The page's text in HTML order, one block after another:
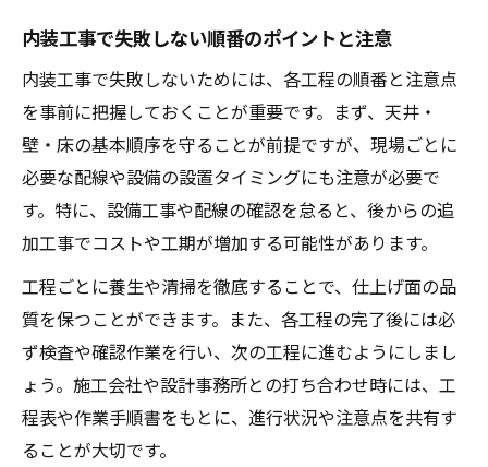
内装工事で失敗しない順番のポイントと注意
内装工事で失敗しないためには、各工程の順番と注意点
を事前に把握しておくことが重要です。まず、天井・
壁・床の基本順序を守ることが前提ですが、現場ごとに
必要な配線や設備の設置タイミングにも注意が必要で
す。特に、設備工事や配線の確認を怠ると、後からの追
加工事でコストや工期が増加する可能性があります。
工程ごとに養生や清掃を徹底することで、仕上げ面の品
質を保つことができます。また、各工程の完了後には必
ず検査や確認作業を行い、次の工程に進むようにしまし
ょう。施工会社や設計事務所との打ち合わせ時には、工
程表や作業手順書をもとに、進行状況や注意点を共有す
ることが大切です。